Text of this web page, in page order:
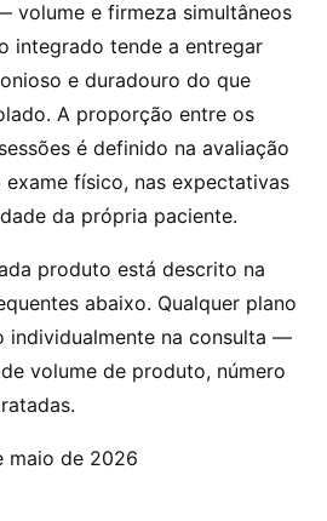
volume e firmeza simultâneos
integrado tende a entregar
e duradouro do que
A proporção entre os
é definido na avaliação
físico, nas expectativas
da própria paciente.
produto está descrito na
abaixo. Qualquer plano
individualmente na consulta —
volume de produto, número
maio de 2026